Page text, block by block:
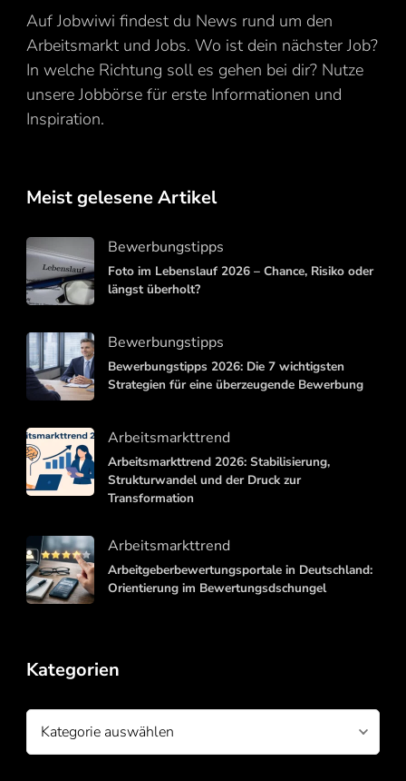
Auf Jobwiwi findest du News rund um den
Arbeitsmarkt und Jobs. Wo ist dein nächster Job?
In welche Richtung soll es gehen bei dir? Nutze
unsere Jobbörse für erste Informationen und
Inspiration.
Meist gelesene Artikel
Bewerbungstipps
Foto im Lebenslauf 2026 – Chance, Risiko oder
längst überholt?
Bewerbungstipps
Bewerbungstipps 2026: Die 7 wichtigsten
Strategien für eine überzeugende Bewerbung
Arbeitsmarkttrend
Arbeitsmarkttrend 2026: Stabilisierung,
Strukturwandel und der Druck zur
Transformation
Arbeitsmarkttrend
Arbeitgeberbewertungsportale in Deutschland:
Orientierung im Bewertungsdschungel
Kategorien
Kategorien